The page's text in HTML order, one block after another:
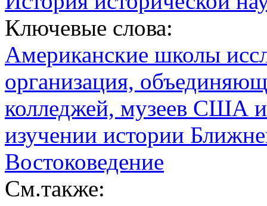
Ключевые слова:
Американские школы
организация,
колледжей, музеев США
изучении истории
Востоковедение
См.также: